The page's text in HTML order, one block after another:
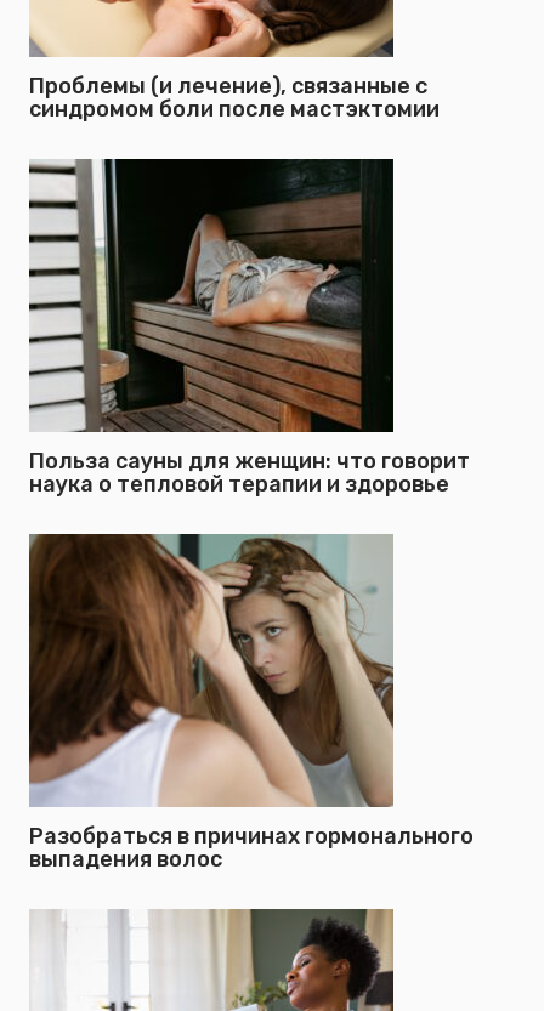
Проблемы (и лечение), связанные с
синдромом боли после мастэктомии
Польза сауны для женщин: что говорит
наука о тепловой терапии и здоровье
Разобраться в причинах гормонального
выпадения волос